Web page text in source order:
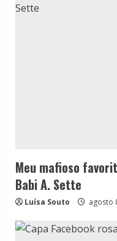
Meu mafioso
Babi A. Sette
Luísa Souto agosto